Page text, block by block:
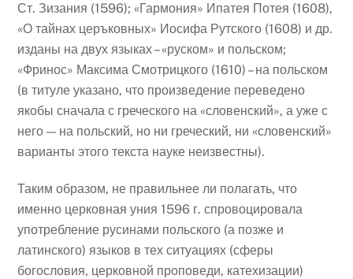
Ст. Зизания (1596); «Гармония» Ипатея Потея (1608),
«О тайнах церъковных» Иосифа Рутского (1608) и др.
изданы на двух языках – «руском» и польском;
«Фринос» Максима Смотрицкого (1610) – на польском
(в титуле указано, что произведение переведено
якобы сначала с греческого на «словенский», а уже с
него — на польский, но ни греческий, ни «словенский»
варианты этого текста науке неизвестны).
Таким образом, не правильнее ли полагать, что
именно церковная уния 1596 г. спровоцировала
употребление русинами польского (а позже и
латинского) языков в тех ситуациях (сферы
богословия, церковной проповеди, катехизации)